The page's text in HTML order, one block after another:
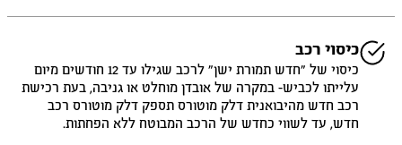
כיסוי רכב
כיסוי של ״חדש תמורת ישן״ לרכב שגילו עד 12 חודשים מיום
עלייתו לכביש- במקרה של אובדן מוחלט או גניבה, בעת רכישת
רכב חדש מהיבואנית דלק מוטורס תספק דלק מוטורס רכב
חדש, עד לשווי כחדש של הרכב המבוטח ללא הפחתות.